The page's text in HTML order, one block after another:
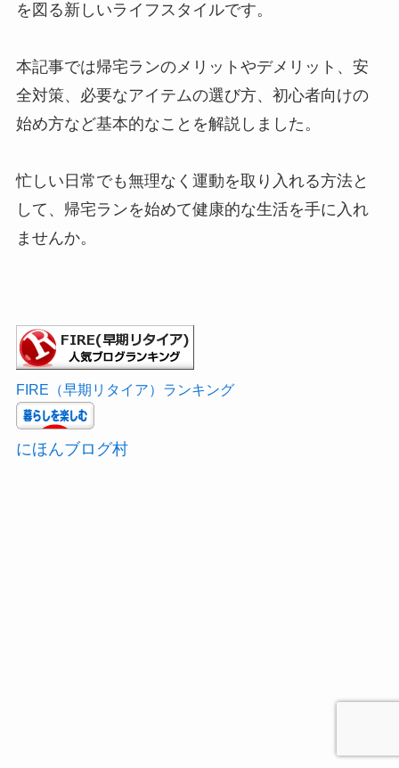
を図る新しいライフスタイルです。
本記事では帰宅ランのメリットやデメリット、安
全対策、必要なアイテムの選び方、初心者向けの
始め方など基本的なことを解説しました。
忙しい日常でも無理なく運動を取り入れる方法と
して、帰宅ランを始めて健康的な生活を手に入れ
ませんか。
FIRE（早期リタイア）ランキング
にほんブログ村